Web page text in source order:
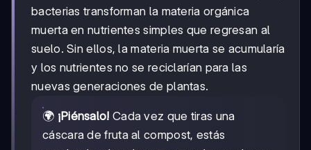
bacterias transforman la materia orgánica
muerta en nutrientes simples que regresan al
suelo. Sin ellos, la materia muerta se acumularía
y los nutrientes no se reciclarían para las
nuevas generaciones de plantas.
🌍 ¡Piénsalo! Cada vez que tiras una
cáscara de fruta al compost, estás